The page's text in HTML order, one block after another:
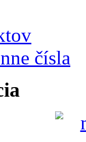
čísla